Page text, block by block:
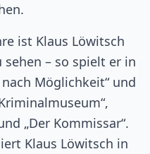
ist Klaus Löwitsch
– so spielt er in
nach Möglichkeit“ und
„Der Kommissar“.
Klaus Löwitsch in